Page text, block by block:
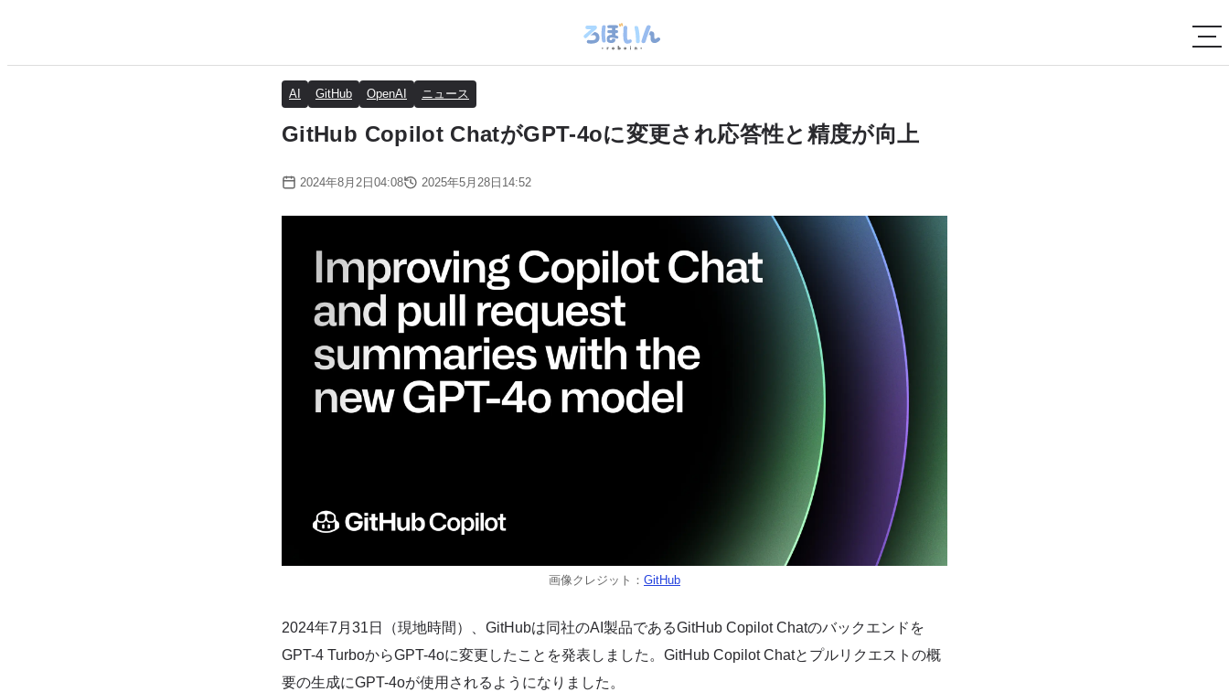
AI GitHub OpenAI ニュース
GitHub Copilot ChatがGPT-4oに変更され応答性と精度が向上
2024年8月2日04:08 2025年5月28日14:52
画像クレジット： GitHub
2024年7月31日（現地時間）、GitHubは同社のAI製品であるGitHub Copilot Chatのバックエンドを
GPT-4 TurboからGPT-4oに変更したことを発表しました。GitHub Copilot Chatとプルリクエストの概
要の生成にGPT-4oが使用されるようになりました。